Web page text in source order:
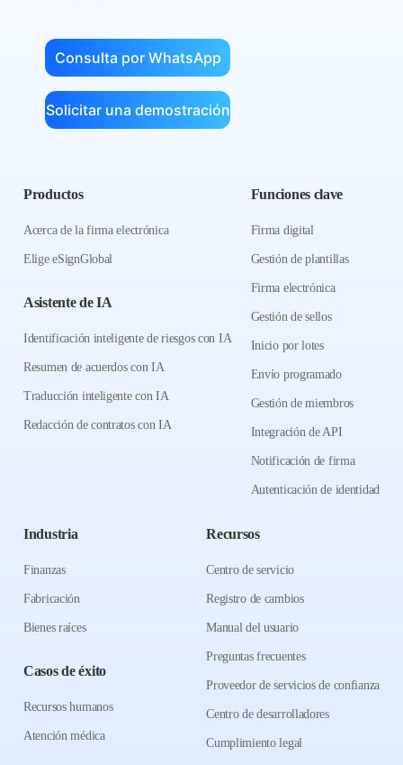
Consulta por WhatsApp
Solicitar una demostración
Productos
Acerca de la firma electrónica
Elige eSignGlobal
Asistente de IA
Identificación inteligente de riesgos con IA
Resumen de acuerdos con IA
Traducción inteligente con IA
Redacción de contratos con IA
Funciones clave
Firma digital
Gestión de plantillas
Firma electrónica
Gestión de sellos
Inicio por lotes
Envío programado
Gestión de miembros
Integración de API
Notificación de firma
Autenticación de identidad
Industria
Finanzas
Fabricación
Bienes raíces
Casos de éxito
Recursos humanos
Atención médica
Recursos
Centro de servicio
Registro de cambios
Manual del usuario
Preguntas frecuentes
Proveedor de servicios de confianza
Centro de desarrolladores
Cumplimiento legal